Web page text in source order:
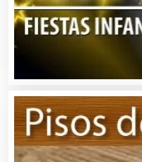
Boutiques
Buceo